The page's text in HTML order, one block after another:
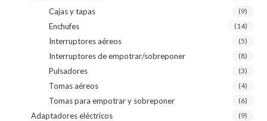
Cajas y tapas (9)
Enchufes (14)
Interruptores aéreos (5)
Interruptores de empotrar/sobreponer (8)
Pulsadores (3)
Tomas aéreos (4)
Tomas para empotrar y sobreponer (6)
Adaptadores eléctricos (9)